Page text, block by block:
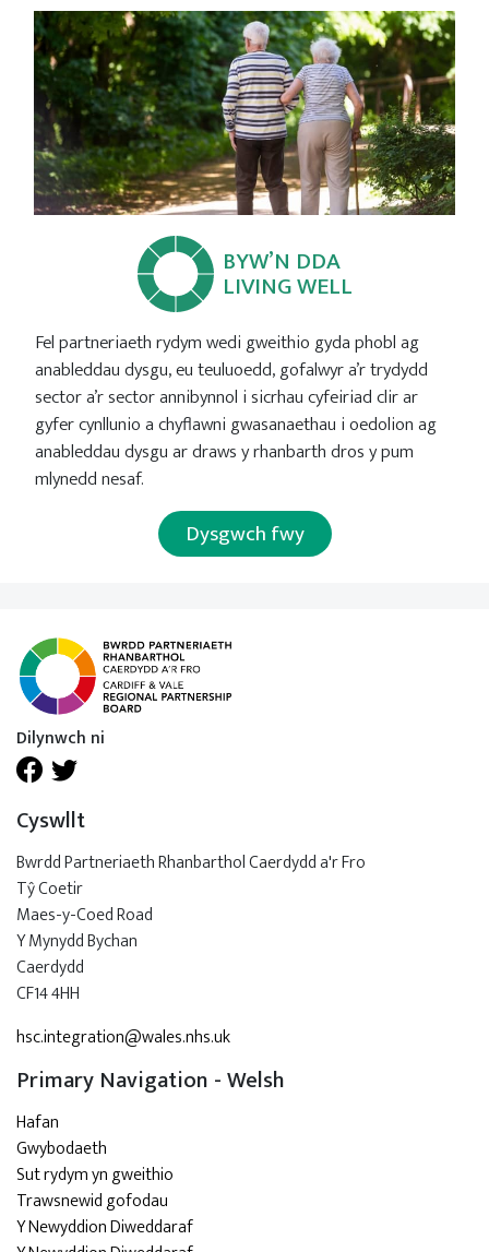
BYW’N DDA
LIVING WELL
Fel partneriaeth rydym wedi gweithio gyda phobl ag
anableddau dysgu, eu teuluoedd, gofalwyr a’r trydydd
sector a’r sector annibynnol i sicrhau cyfeiriad clir ar
gyfer cynllunio a chyflawni gwasanaethau i oedolion ag
anableddau dysgu ar draws y rhanbarth dros y pum
mlynedd nesaf.
Dysgwch fwy
Dilynwch ni
Cyswllt
Bwrdd Partneriaeth Rhanbarthol Caerdydd a'r Fro
Tŷ Coetir
Maes-y-Coed Road
Y Mynydd Bychan
Caerdydd
CF14 4HH
hsc.integration@wales.nhs.uk
Primary Navigation - Welsh
Hafan
Gwybodaeth
Sut rydym yn gweithio
Trawsnewid gofodau
Y Newyddion Diweddaraf